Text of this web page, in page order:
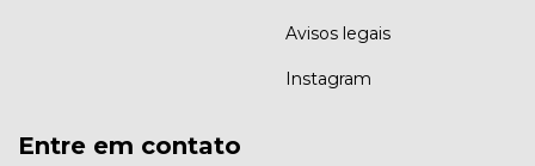
Avisos legais
Instagram
Entre em contato